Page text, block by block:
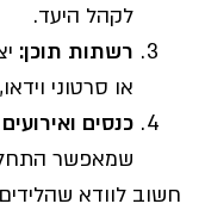
לקהל היעד.
רשתות תוכן:
או סרטוני
כנסים
שמאפשר
חשוב לוודא